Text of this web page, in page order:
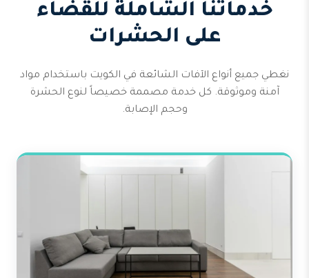
خدماتنا الشاملة للقضاء
على الحشرات
نغطي جميع أنواع الآفات الشائعة في الكويت باستخدام مواد
آمنة وموثوقة. كل خدمة مصممة خصيصاً لنوع الحشرة
وحجم الإصابة.